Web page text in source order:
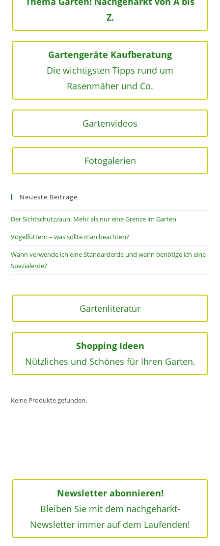
Z.
Gartengeräte Kaufberatung
Die wichtigsten Tipps rund um
Rasenmäher und Co.
Gartenvideos
Fotogalerien
Neueste Beiträge
Der Sichtschutzzaun: Mehr als nur eine Grenze im Garten
Vogelfüttern – was sollte man beachten?
Wann verwende ich eine Standarderde und wann benötige ich eine
Spezialerde?
Gartenliteratur
Shopping Ideen
Nützliches und Schönes für Ihren Garten.
Keine Produkte gefunden.
Newsletter abonnieren!
Bleiben Sie mit dem nachgeharkt-
Newsletter immer auf dem Laufenden!